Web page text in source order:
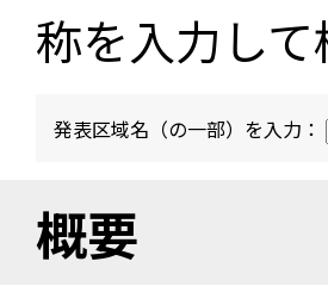
称を入力し
発表区域名（の一部）を入力：
概要